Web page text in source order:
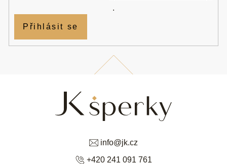
info@jk.cz
+420 241 091 761
.
Přihlásit se